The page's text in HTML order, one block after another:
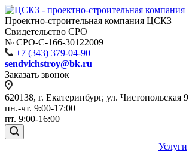
Проектно-строительная компания ЦСКЗ
Свидетельство СРО
№ СРО-С-166-30122009
+7 (343) 379-04-90
sendvichstroy@bk.ru
Заказать звонок
620138, г. Екатеринбург, ул. Чистопольская 9
пн.-чт. 9:00-17:00
пт. 9:00-16:00
Услуги